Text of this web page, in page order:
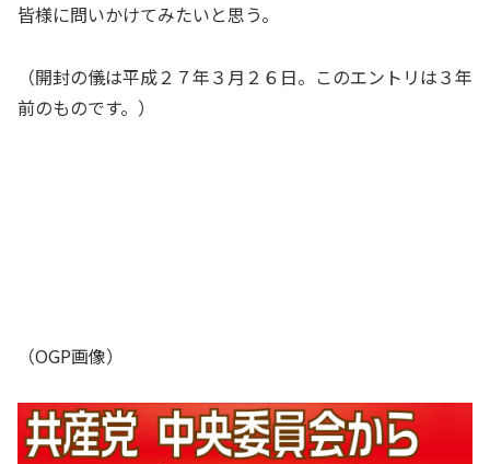
皆様に問いかけてみたいと思う。
（開封の儀は平成２７年３月２６日。このエントリは３年
前のものです。）
（OGP画像）